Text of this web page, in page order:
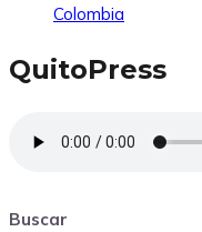
Colombia
QuitoPress
Buscar